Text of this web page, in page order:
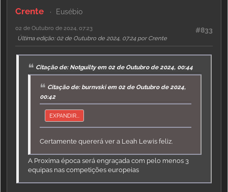
Crente Eusébio
#833
02 de Outubro de 2024, 07:23
Última edição: 02 de Outubro de 2024, 07:24 por Crente
Citação de: Notguilty em 02 de Outubro de 2024, 00:44
Citação de: burnvski em 02 de Outubro de 2024,
00:42
EXPANDIR...
Certamente quererá ver a Leah Lewis feliz.
A Proxima época será engraçada com pelo menos 3
equipas nas competições europeias